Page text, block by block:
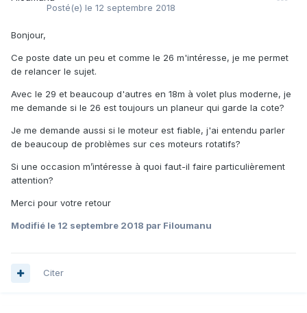
Posté(e) le 12 septembre 2018
Bonjour,
Ce poste date un peu et comme le 26 m'intéresse, je me permet
de relancer le sujet.
Avec le 29 et beaucoup d'autres en 18m à volet plus moderne, je
me demande si le 26 est toujours un planeur qui garde la cote?
Je me demande aussi si le moteur est fiable, j'ai entendu parler
de beaucoup de problèmes sur ces moteurs rotatifs?
Si une occasion m’intéresse à quoi faut-il faire particulièrement
attention?
Merci pour votre retour
Modifié le 12 septembre 2018 par Filoumanu
Citer